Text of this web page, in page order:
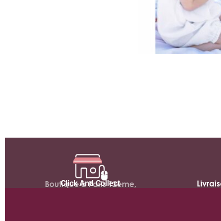
Click And Collect
Boutique à Paris 12ème,